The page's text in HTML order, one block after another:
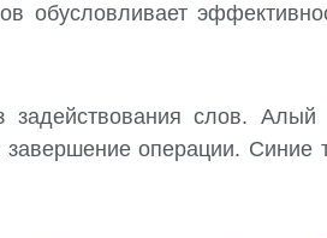
обусловливает
слов. Алый
операции.